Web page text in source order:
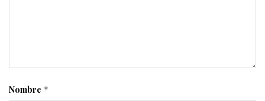
Nombre *